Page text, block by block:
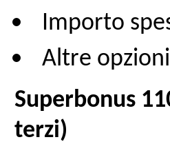
Importo
Altre
Superbonus
terzi)